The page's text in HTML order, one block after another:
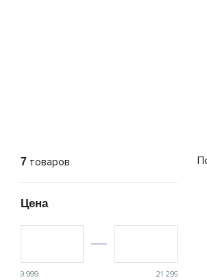
7 товаров
Цена
9 999 21 299